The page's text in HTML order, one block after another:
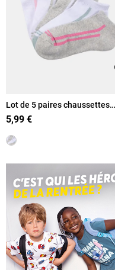
Lot de 5 paires chaussettes
sport fille
5,99 €